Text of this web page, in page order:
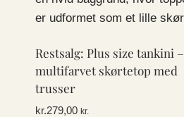
vælges
på
Restsalg: Plus size tankini –
multifarvet skørtetop med
trusser
kr.279,00 kr.